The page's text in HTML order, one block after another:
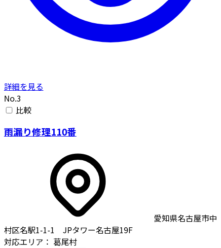
詳細を見る
No.3
比較
雨漏り修理110番
愛知県名古屋市中
村区名駅1-1-1 JPタワー名古屋19F
対応エリア： 葛尾村